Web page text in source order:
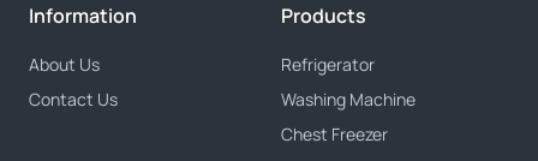
Information
About Us
Contact Us
Products
Refrigerator
Washing Machine
Chest Freezer